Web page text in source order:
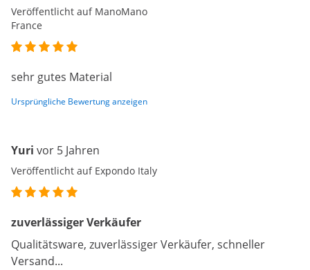
Veröffentlicht auf ManoMano
France
sehr gutes Material
Ursprüngliche Bewertung anzeigen
Yuri vor 5 Jahren
Veröffentlicht auf Expondo Italy
zuverlässiger Verkäufer
Qualitätsware, zuverlässiger Verkäufer, schneller
Versand...